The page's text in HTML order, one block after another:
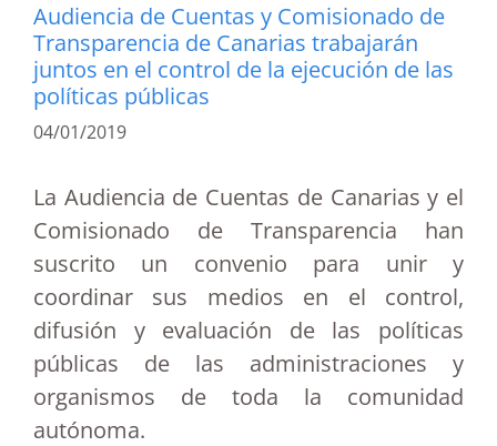
Audiencia de Cuentas y Comisionado de
Transparencia de Canarias trabajarán
juntos en el control de la ejecución de las
políticas públicas
04/01/2019
La Audiencia de Cuentas de Canarias y el
Comisionado de Transparencia han
suscrito un convenio para unir y
coordinar sus medios en el control,
difusión y evaluación de las políticas
públicas de las administraciones y
organismos de toda la comunidad
autónoma.